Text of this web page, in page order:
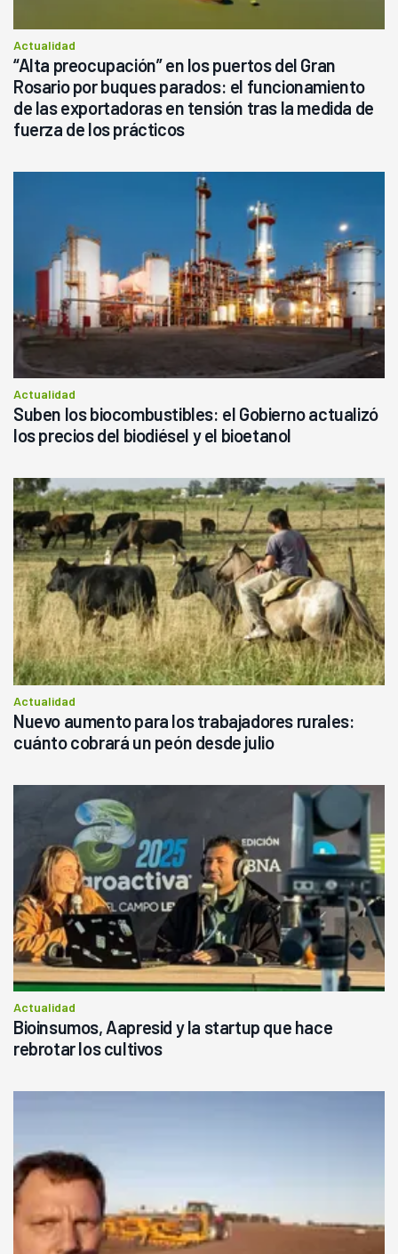
Actualidad
“Alta preocupación” en los puertos del Gran
Rosario por buques parados: el funcionamiento
de las exportadoras en tensión tras la medida de
fuerza de los prácticos
Actualidad
Suben los biocombustibles: el Gobierno actualizó
los precios del biodiésel y el bioetanol
Actualidad
Nuevo aumento para los trabajadores rurales:
cuánto cobrará un peón desde julio
Actualidad
Bioinsumos, Aapresid y la startup que hace
rebrotar los cultivos